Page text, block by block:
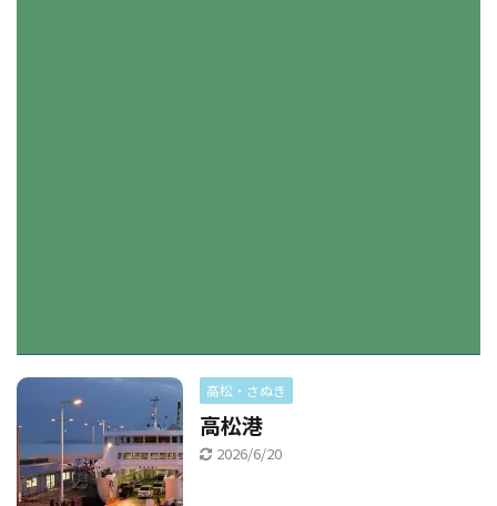
高松・さぬき
高松港
2026/6/20